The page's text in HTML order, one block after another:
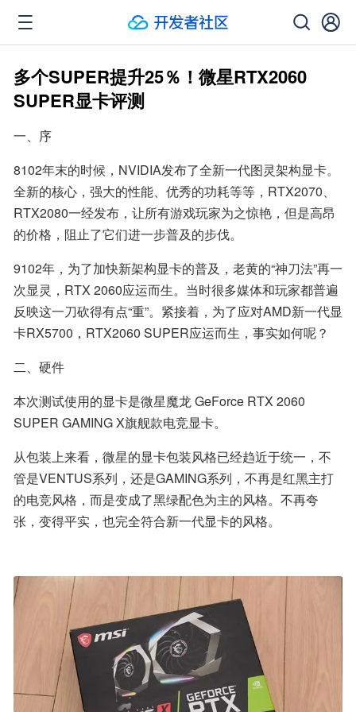
多个SUPER提升25％！微星RTX2060
SUPER显卡评测
一、序
8102年末的时候，NVIDIA发布了全新一代图灵架构显卡。
全新的核心，强大的性能、优秀的功耗等等，RTX2070、
RTX2080一经发布，让所有游戏玩家为之惊艳，但是高昂
的价格，阻止了它们进一步普及的步伐。
9102年，为了加快新架构显卡的普及，老黄的“神刀法”再一
次显灵，RTX 2060应运而生。当时很多媒体和玩家都普遍
反映这一刀砍得有点“重”。紧接着，为了应对AMD新一代显
卡RX5700，RTX2060 SUPER应运而生，事实如何呢？
二、硬件
本次测试使用的显卡是微星魔龙 GeForce RTX 2060
SUPER GAMING X旗舰款电竞显卡。
从包装上来看，微星的显卡包装风格已经趋近于统一，不
管是VENTUS系列，还是GAMING系列，不再是红黑主打
的电竞风格，而是变成了黑绿配色为主的风格。不再夸
张，变得平实，也完全符合新一代显卡的风格。